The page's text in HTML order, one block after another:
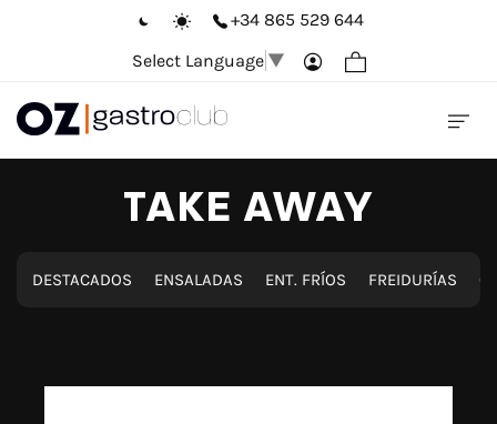
+34 865 529 644
Select Language ▼
TAKE AWAY
DESTACADOS ENSALADAS ENT. FRÍOS FREIDURÍAS